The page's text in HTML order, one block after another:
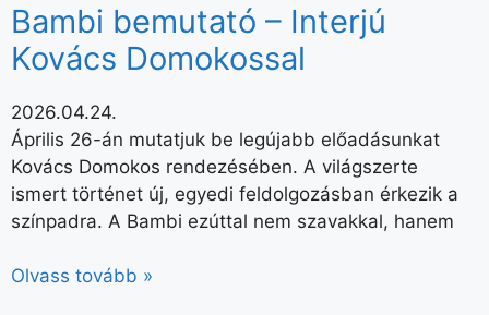
Bambi bemutató – Interjú
Kovács Domokossal
2026.04.24.
Április 26-án mutatjuk be legújabb előadásunkat
Kovács Domokos rendezésében. A világszerte
ismert történet új, egyedi feldolgozásban érkezik a
színpadra. A Bambi ezúttal nem szavakkal, hanem
Olvass tovább »